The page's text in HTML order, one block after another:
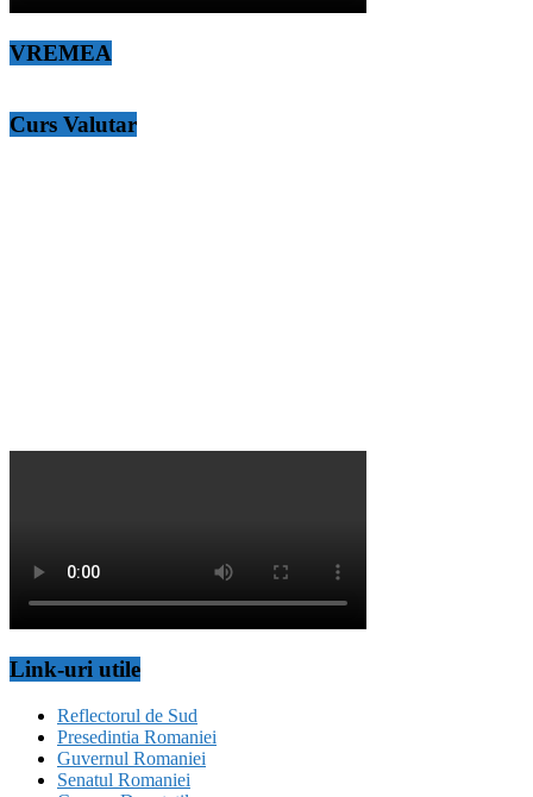
VREMEA
Curs Valutar
Link-uri utile
Reflectorul de Sud
Presedintia Romaniei
Guvernul Romaniei
Senatul Romaniei